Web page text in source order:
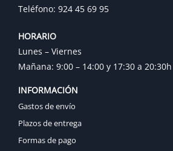
Teléfono: 924 45 69 95
HORARIO
Lunes – Viernes
Mañana: 9:00 – 14:00 y 17:30 a 20:30h
INFORMACIÓN
Gastos de envío
Plazos de entrega
Formas de pago